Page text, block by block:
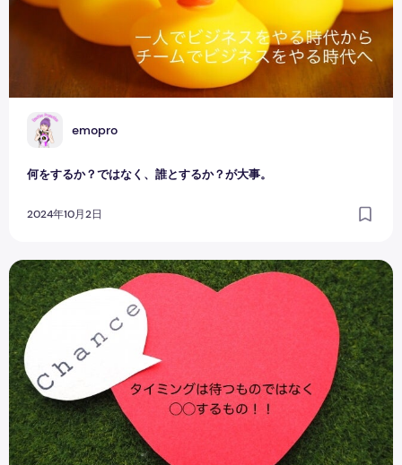
E emopro
何をするか？ではなく、誰とするか？が大事。
2024年10月2日
タイミングは待つものではなく、◯◯るもの！！